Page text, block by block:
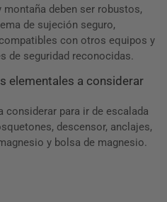
deben ser robustos,
de sujeción seguro,
con otros equipos y
de seguridad reconocidas.
elementales a considerar
para ir de escalada
descensor, anclajes,
y bolsa de magnesio.